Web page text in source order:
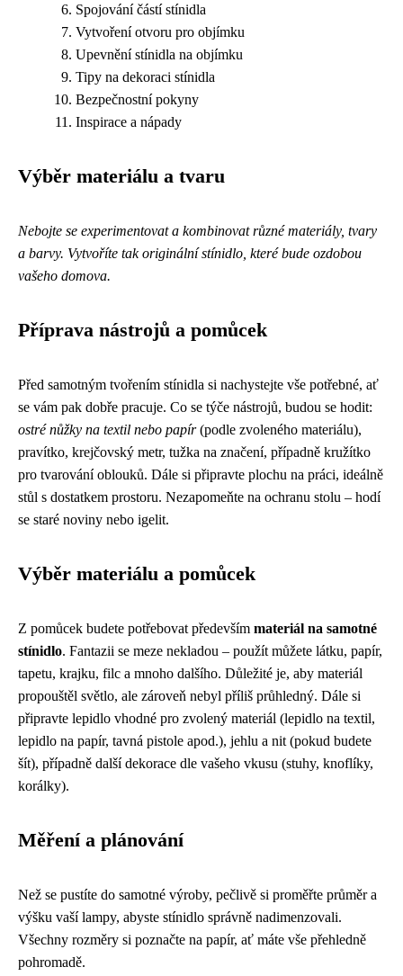
Spojování částí stínidla
Vytvoření otvoru pro objímku
Upevnění stínidla na objímku
Tipy na dekoraci stínidla
Bezpečnostní pokyny
Inspirace a nápady
Výběr materiálu a tvaru
Nebojte se experimentovat a kombinovat různé materiály, tvary
a barvy. Vytvoříte tak originální stínidlo, které bude ozdobou
vašeho domova.
Příprava nástrojů a pomůcek
Před samotným tvořením stínidla si nachystejte vše potřebné, ať
se vám pak dobře pracuje. Co se týče nástrojů, budou se hodit:
ostré nůžky na textil nebo papír(podle zvoleného materiálu),
pravítko, krejčovský metr, tužka na značení, případně kružítko
pro tvarování oblouků. Dále si připravte plochu na práci, ideálně
stůl s dostatkem prostoru. Nezapomeňte na ochranu stolu – hodí
se staré noviny nebo igelit.
Výběr materiálu a pomůcek
Z pomůcek budete potřebovat především materiál na samotné
stínidlo. Fantazii se meze nekladou – použít můžete látku, papír,
tapetu, krajku, filc a mnoho dalšího. Důležité je, aby materiál
propouštěl světlo, ale zároveň nebyl příliš průhledný. Dále si
připravte lepidlo vhodné pro zvolený materiál (lepidlo na textil,
lepidlo na papír, tavná pistole apod.), jehlu a nit (pokud budete
šít), případně další dekorace dle vašeho vkusu (stuhy, knoflíky,
korálky).
Měření a plánování
Než se pustíte do samotné výroby, pečlivě si proměřte průměr a
výšku vaší lampy, abyste stínidlo správně nadimenzovali.
Všechny rozměry si poznačte na papír, ať máte vše přehledně
pohromadě.